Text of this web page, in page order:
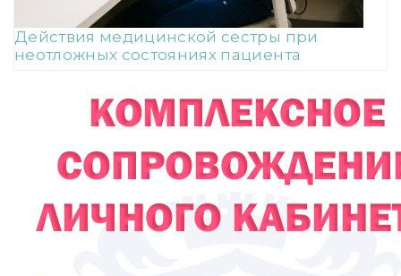
Действия медицинской сестры при
неотложных состояниях пациента